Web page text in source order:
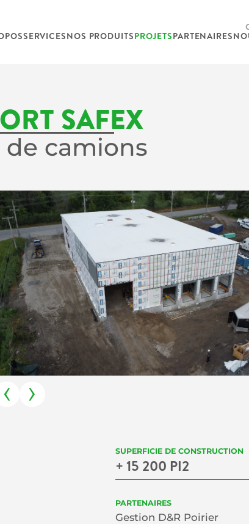
SERVICESNOS PRODUITSPROJETSPARTENAIRES
SAFEX
camions
SUPERFICIE DE CONSTRUCTION
+ 15 200 PI2
PARTENAIRES
Gestion D&R Poirier